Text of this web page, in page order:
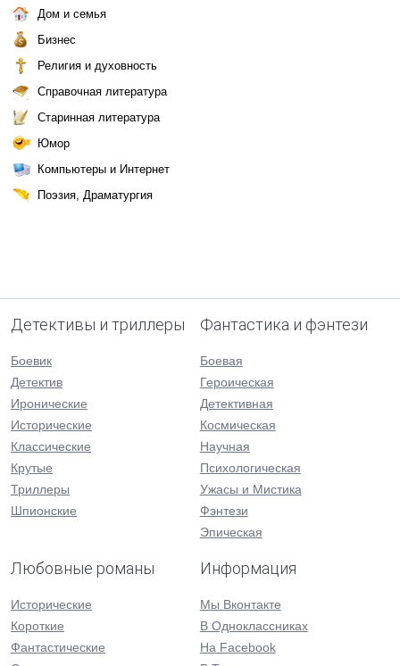
Дом и семья
Бизнес
Религия и духовность
Справочная литература
Старинная литература
Юмор
Компьютеры и Интернет
Поэзия, Драматургия
Детективы и триллеры
Боевик
Детектив
Иронические
Исторические
Классические
Крутые
Триллеры
Шпионские
Фантастика и фэнтези
Боевая
Героическая
Детективная
Космическая
Научная
Психологическая
Ужасы и Мистика
Фэнтези
Эпическая
Любовные романы
Исторические
Короткие
Фантастические
Информация
Мы Вконтакте
В Одноклассниках
На Facebook